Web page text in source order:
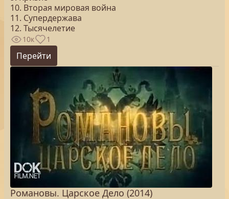
10. Вторая мировая война
11. Супердержава
12. Тысячелетие
10к 1
Перейти
Романовы. Царское Дело (2014)